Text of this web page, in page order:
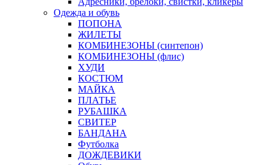
Одежда и обувь
ПОПОНА
ЖИЛЕТЫ
КОМБИНЕЗОНЫ (синтепон)
КОМБИНЕЗОНЫ (флис)
ХУДИ
КОСТЮМ
МАЙКА
ПЛАТЬЕ
РУБАШКА
СВИТЕР
БАНДАНА
Футболка
ДОЖДЕВИКИ